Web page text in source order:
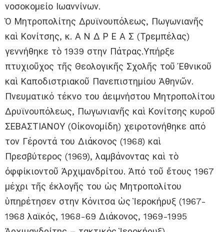
νοσοκομείο Ιωαννίνων.
Ὁ Μητροπολίτης Δρυϊνουπόλεως, Πωγωνιανῆς
καὶ Κονίτσης, κ. Α Ν Δ Ρ Ε Α Σ (Τρεμπέλας)
γεννήθηκε τὸ 1939 στην Πάτρας.Υπήρξε
πτυχιοῦχος τῆς Θεολογικῆς Σχολῆς τοῦ Ἐθνικοῦ
καὶ Καποδιστριακοῦ Πανεπιστημίου Ἀθηνῶν.
Πνευματικό τέκνο του ἀειμνήστου Μητροπολίτου
Δρυϊνουπόλεως, Πωγωνιανῆς καὶ Κονίτσης κυροῦ
ΣΕΒΑΣΤΙΑΝΟΥ (Οἰκονομίδη) χειροτονήθηκε από
τον Γέροντά του Διάκονος (1968) καὶ
Πρεσβύτερος (1969), λαμβάνοντας καὶ τὸ
ὀφφίκιοντοῦ Ἀρχιμανδρίτου. Ἀπό τοῦ ἔτους 1967
μέχρι τῆς ἐκλογῆς του ὡς Μητροπολίτου
ὑπηρέτησεν στην Κόνιτσα ὡς Ἱεροκήρυξ (1967-
1968 λαϊκός, 1968-69 Διάκονος, 1969-1995